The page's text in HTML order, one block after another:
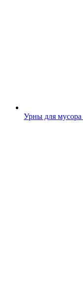
Урны для мусора